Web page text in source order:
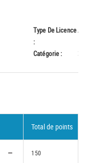
Type De Licence
:
A
Catégorie :
Total de points
150